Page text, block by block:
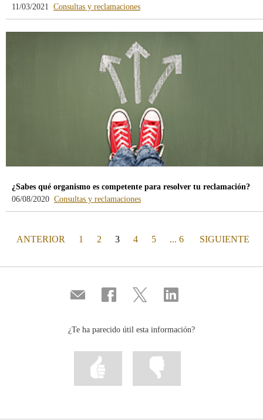
11/03/2021 Consultas y reclamaciones-
blog
¿Sabes qué organismo es competente para resolver tu reclamación?
06/08/2020 Consultas y reclamaciones-
PÁGINA
ANTERIOR 1 2 3 (actual)
4 5 ... 6 PÁGINA
SIGUIENTE
Compartir
por
Compartir
en
Compartir
en
Compartir
en
¿Te ha parecido útil esta información?
Marcar
información